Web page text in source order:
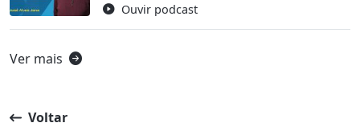
Ouvir podcast
Ver mais
Voltar